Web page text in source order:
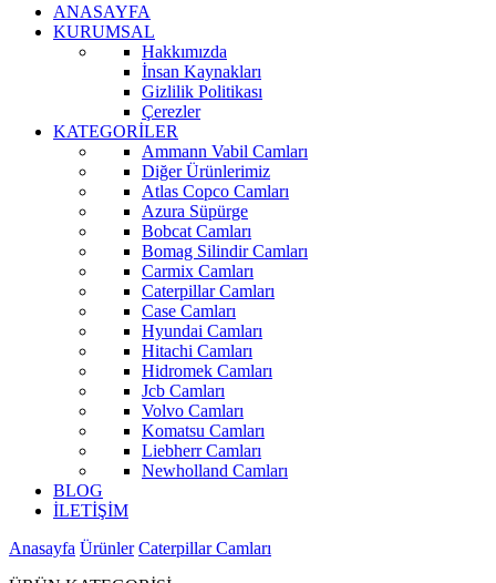
ANASAYFA
KURUMSAL
Hakkımızda
İnsan Kaynakları
Gizlilik Politikası
Çerezler
KATEGORİLER
Ammann Vabil Camları
Diğer Ürünlerimiz
Atlas Copco Camları
Azura Süpürge
Bobcat Camları
Bomag Silindir Camları
Carmix Camları
Caterpillar Camları
Case Camları
Hyundai Camları
Hitachi Camları
Hidromek Camları
Jcb Camları
Volvo Camları
Komatsu Camları
Liebherr Camları
Newholland Camları
BLOG
İLETİŞİM
Anasayfa Ürünler Caterpillar Camları